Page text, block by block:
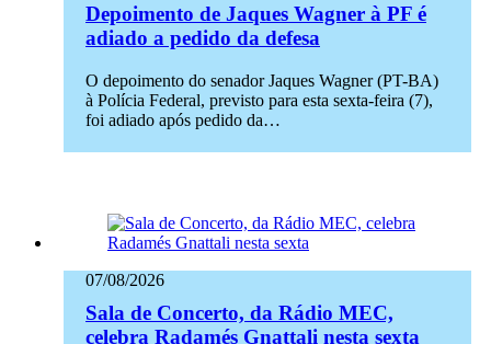
Depoimento de Jaques Wagner à PF é
adiado a pedido da defesa
O depoimento do senador Jaques Wagner (PT-BA)
à Polícia Federal, previsto para esta sexta-feira (7),
foi adiado após pedido da…
07/08/2026
Sala de Concerto, da Rádio MEC,
celebra Radamés Gnattali nesta sexta